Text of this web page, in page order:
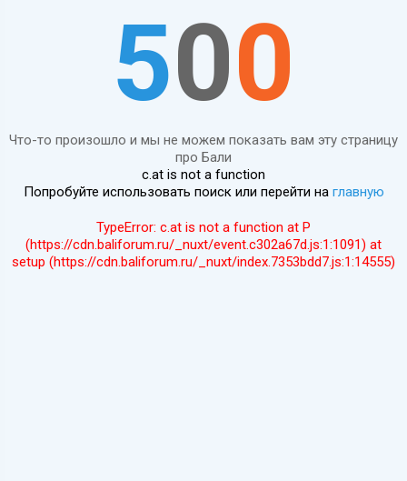
500
Что-то произошло и мы не можем показать вам эту страницу
про Бали
c.at is not a function
Попробуйте использовать поиск или перейти на главную
TypeError: c.at is not a function at P
(https://cdn.baliforum.ru/_nuxt/event.c302a67d.js:1:1091) at
setup (https://cdn.baliforum.ru/_nuxt/index.7353bdd7.js:1:14555)